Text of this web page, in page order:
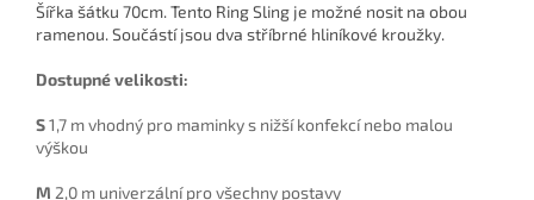
Šířka šátku 70cm. Tento Ring Sling je možné nosit na obou
ramenou. Součástí jsou dva stříbrné hliníkové kroužky.
Dostupné velikosti:
S1,7 m vhodný pro maminky s nižší konfekcí nebo malou
výškou
M 2,0 m univerzální pro všechny postavy